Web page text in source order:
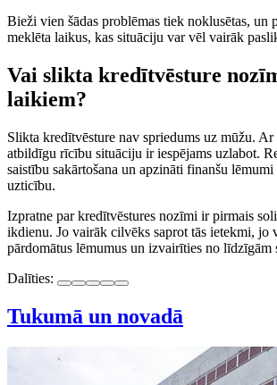
Bieži vien šādas problēmas tiek noklusētas, un
meklēta laikus, kas situāciju var vēl vairāk
Vai slikta kredītvēsture
laikiem?
Slikta kredītvēsture nav spriedums uz mūžu.
atbildīgu rīcību situāciju ir iespējams uzlabot.
saistību sakārtošana un apzināti finanšu
uzticību.
Izpratne par kredītvēstures nozīmi ir pirmais
ikdienu. Jo vairāk cilvēks saprot tās ietekmi, jo
pārdomātus lēmumus un izvairīties no līdzīgām
Dalīties:
Tukumā un novadā